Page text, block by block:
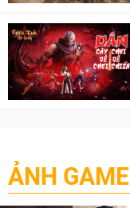
ẢNH GAME